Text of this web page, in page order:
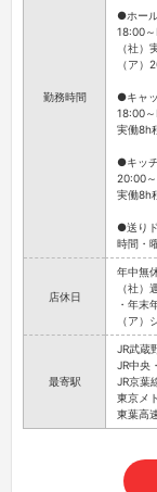
勤務時間
●ホー
18:00
（社）
（ア
●キャ
18:00
実働8h
●キッ
20:00
実働8h
●送り
時間・
店休日
年中無
（社）
・年末
（ア）
最寄駅
JR武蔵
JR中央
JR京葉
東京メ
東葉高